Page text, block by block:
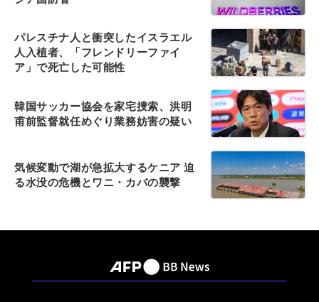
パレスチナ人と衝突したイスラエル
人入植者、「フレンドリーファイ
ア」で死亡した可能性
韓国サッカー協会を家宅捜索、洪明
甫前監督就任めぐり業務妨害の疑い
気候変動で湖が急拡大するケニア 迫
る水没の危機とワニ・カバの襲撃